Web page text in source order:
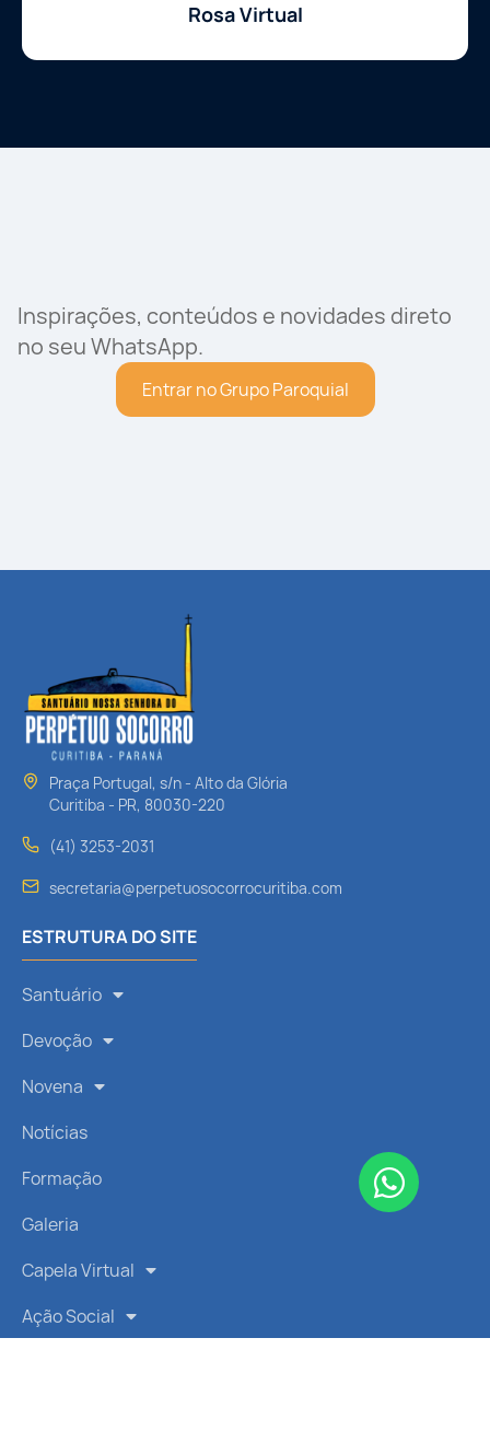
Rosa Virtual
Inspirações, conteúdos e novidades direto
no seu WhatsApp.
Entrar no Grupo Paroquial
Praça Portugal, s/n - Alto da Glória
Curitiba - PR, 80030-220
(41) 3253-2031
secretaria@perpetuosocorrocuritiba.com
ESTRUTURA DO SITE
Santuário
Devoção
Novena
Notícias
Formação
Galeria
Capela Virtual
Ação Social